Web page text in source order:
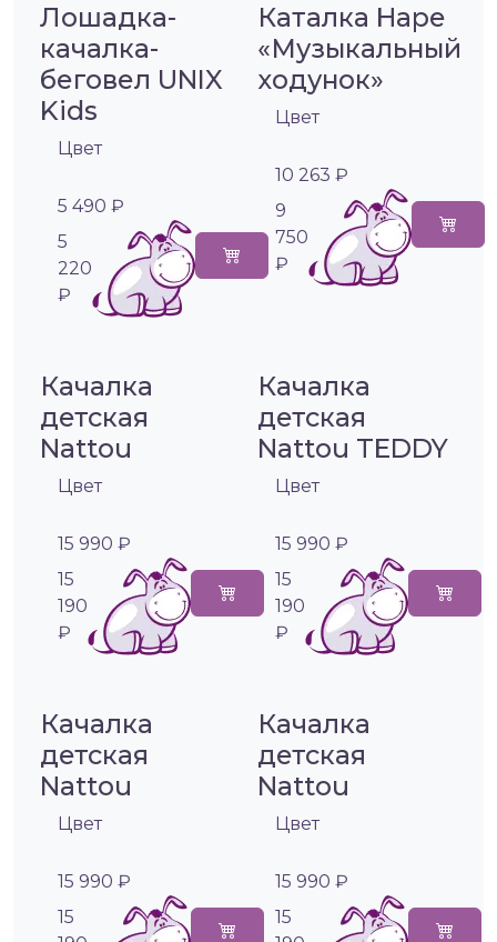
Лошадка-
качалка-
беговел UNIX
Kids
Цвет
5 490 ₽
5
220
₽
Каталка Hape
«Музыкальный
ходунок»
Цвет
10 263 ₽
9
750
₽
Качалка
детская
Nattou
Цвет
15 990 ₽
15
190
₽
Качалка
детская
Nattou TEDDY
Цвет
15 990 ₽
15
190
₽
Качалка
детская
Nattou
Цвет
15 990 ₽
15
Качалка
детская
Nattou
Цвет
15 990 ₽
15